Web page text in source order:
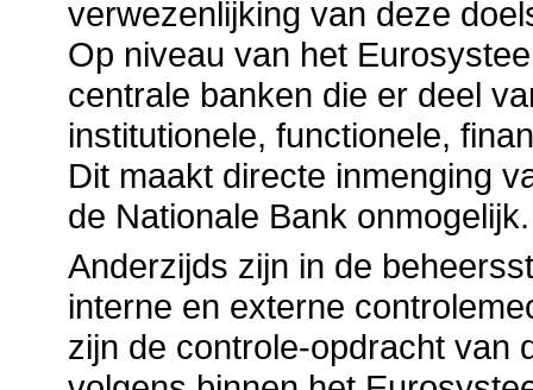
verwezenlijking van deze
Op niveau van het
centrale banken die er deel
institutionele, functionele,
Dit maakt directe inmenging
de Nationale Bank onmogelijk.
Anderzijds zijn in de
interne en externe
zijn de controle-opdracht van